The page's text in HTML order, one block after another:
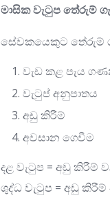
මාසික වැටුප තේරුම්
සේවකයෙකුට තේරුම්
වැඩ කළ පැය
වැටුප් අනුපාතය
අඩු කිරීම්
අවසාන ගෙවීම
දළ වැටුප = අඩු කිරීම්
ශුද්ධ වැටුප = අඩු